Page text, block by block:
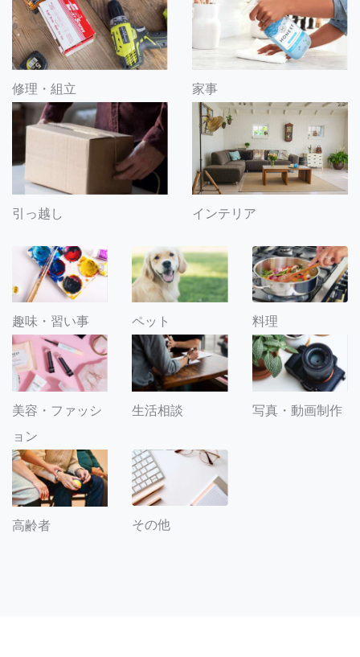
修理・組立 家事
引っ越し インテリア
趣味・習い事 ペット 料理
美容・ファッシ
ョン
生活相談 写真・動画制作
高齢者 その他